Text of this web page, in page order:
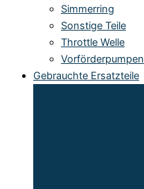
Simmerring
Sonstige Teile
Throttle Welle
Vorförderpumpen
Gebrauchte Ersatzteile